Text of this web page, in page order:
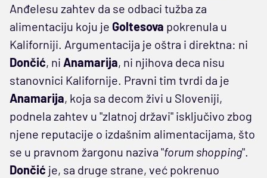
Anđelesu zahtev da se odbaci tužba za
alimentaciju koju je Goltesova pokrenula u
Kaliforniji. Argumentacija je oštra i direktna: ni
Dončić, ni Anamarija, ni njihova deca nisu
stanovnici Kalifornije. Pravni tim tvrdi da je
Anamarija, koja sa decom živi u Sloveniji,
podnela zahtev u "zlatnoj državi" isključivo zbog
njene reputacije o izdašnim alimentacijama, što
se u pravnom žargonu naziva "forum shopping".
Dončić je, sa druge strane, već pokrenuo